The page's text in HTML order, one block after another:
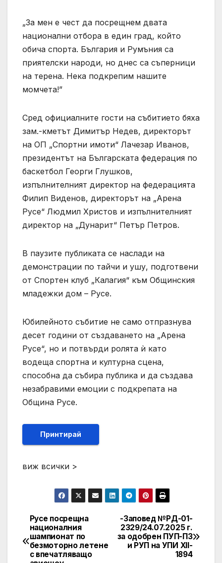
„За мен е чест да посрещнем двата
национални отбора в един град, който
обича спорта. България и Румъния са
приятелски народи, но днес са съперници
на терена. Нека подкрепим нашите
момчета!”
Сред официалните гости на събитието бяха
зам.-кметът Димитър Недев, директорът
на ОП „Спортни имоти“ Лачезар Иванов,
президентът на Българската федерация по
баскетбол Георги Глушков,
изпълнителният директор на федерацията
Филип Виденов, директорът на „Арена
Русе“ Людмил Христов и изпълнителният
директор на „Дунарит“ Петър Петров.
В паузите публиката се наслади на
демонстрации по тайчи и ушу, подготвени
от Спортен клуб „Калагия“ към Общинския
младежки дом – Русе.
Юбилейното събитие не само отпразнува
десет години от създаването на „Арена
Русе“, но и потвърди ролята ѝ като
водеща спортна и културна сцена,
способна да събира публика и да създава
незабравими емоции с подкрепата на
Община Русе.
Принтирай
виж всички >
Post
navigation
-Заповед №РД-01-
2329/24.07.2025 г.
за одобрен ПУП-ПЗ
и РУП на УПИ XII-
1894
Русе посрещна
националния
шампионат по
безмоторно летене
с впечатляващо